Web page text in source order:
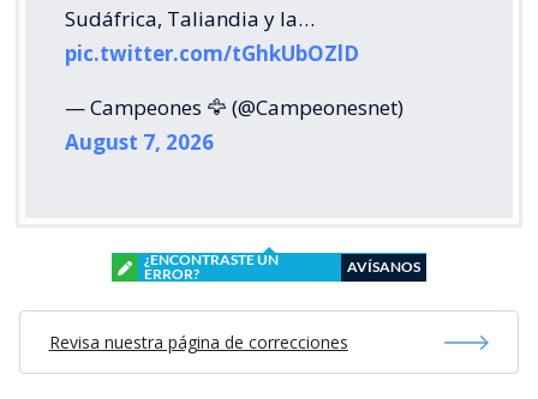
Sudáfrica, Taliandia y la…
pic.twitter.com/tGhkUbOZlD
— Campeones 🦅 (@Campeonesnet)
August 7, 2026
¿ENCONTRASTE UN
ERROR?
AVÍSANOS
Revisa nuestra página de correcciones